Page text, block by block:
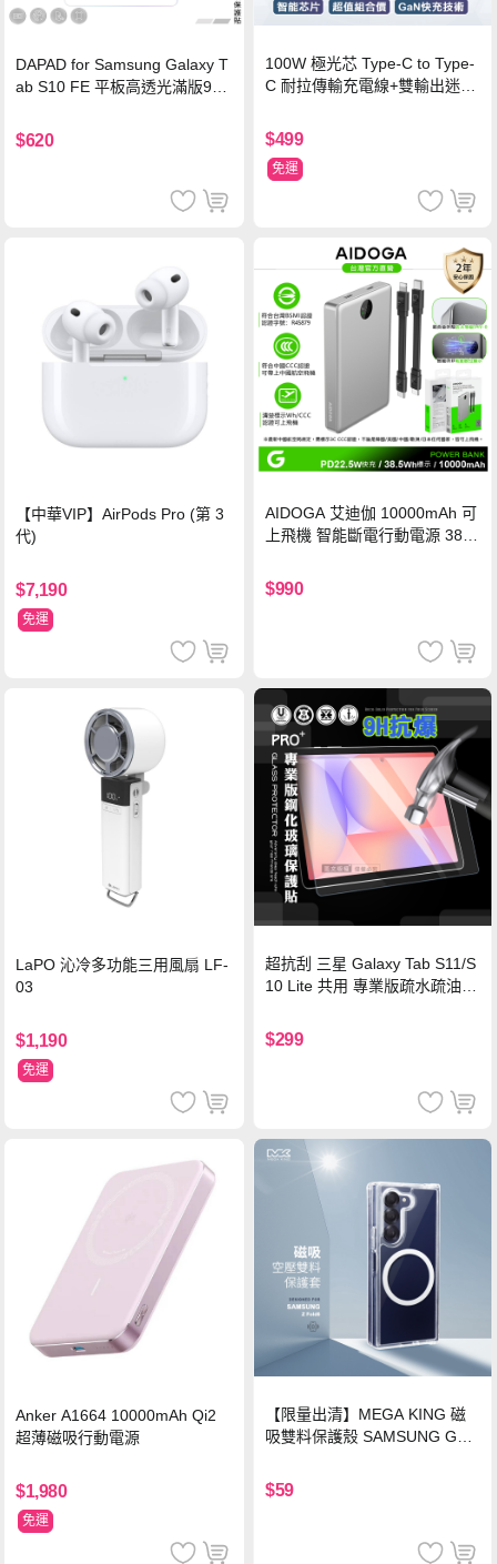
DAPAD for Samsung Galaxy T
ab S10 FE 平板高透光滿版9H
$620
100W 極光芯 Type-C to Type-
C 耐拉傳輸充電線+雙輸出迷你
$499
免運
【中華VIP】AirPods Pro (第 3
代)
$7,190
免運
AIDOGA 艾迪伽 10000mAh 可
上飛機 智能斷電行動電源 38.5
灣BSMI/中國CCC/歐美CE/FCC
認證
$990
LaPO 沁冷多功能三用風扇 LF-
03
$1,190
免運
超抗刮 三星 Galaxy Tab S11/S
10 Lite 共用 專業版疏水疏油9
$299
Anker A1664 10000mAh Qi2
超薄磁吸行動電源
$1,980
免運
【限量出清】MEGA KING 磁
吸雙料保護殼 SAMSUNG Gala
$59